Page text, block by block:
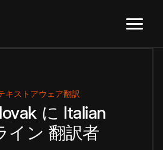
キストアウェア翻訳
に Italian
イン 翻訳者